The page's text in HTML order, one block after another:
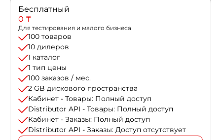
Бесплатный
0 ₸
Для тестирования и малого бизнеса
100 товаров
10 дилеров
1 каталог
1 тип цены
100 заказов / мес.
2 GB дискового пространства
Кабинет - Товары: Полный доступ
Distributor API - Товары: Полный доступ
Кабинет - Заказы: Полный доступ
Distributor API - Заказы: Доступ отсутствует